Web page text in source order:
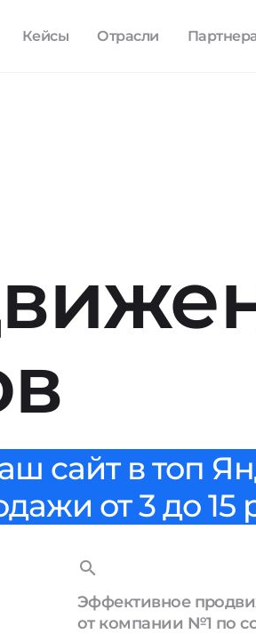
Кейсы Отрасли
сайт в топ
от 3 до 15
Эффективное
от компании №1 по